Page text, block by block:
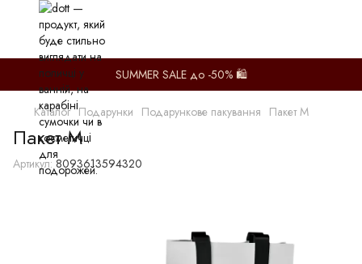
SUMMER SALE до -50% 🛍️
Каталог Подарунки Подарункове пакування Пакет M
Пакет М
Артикул: 8093613594320